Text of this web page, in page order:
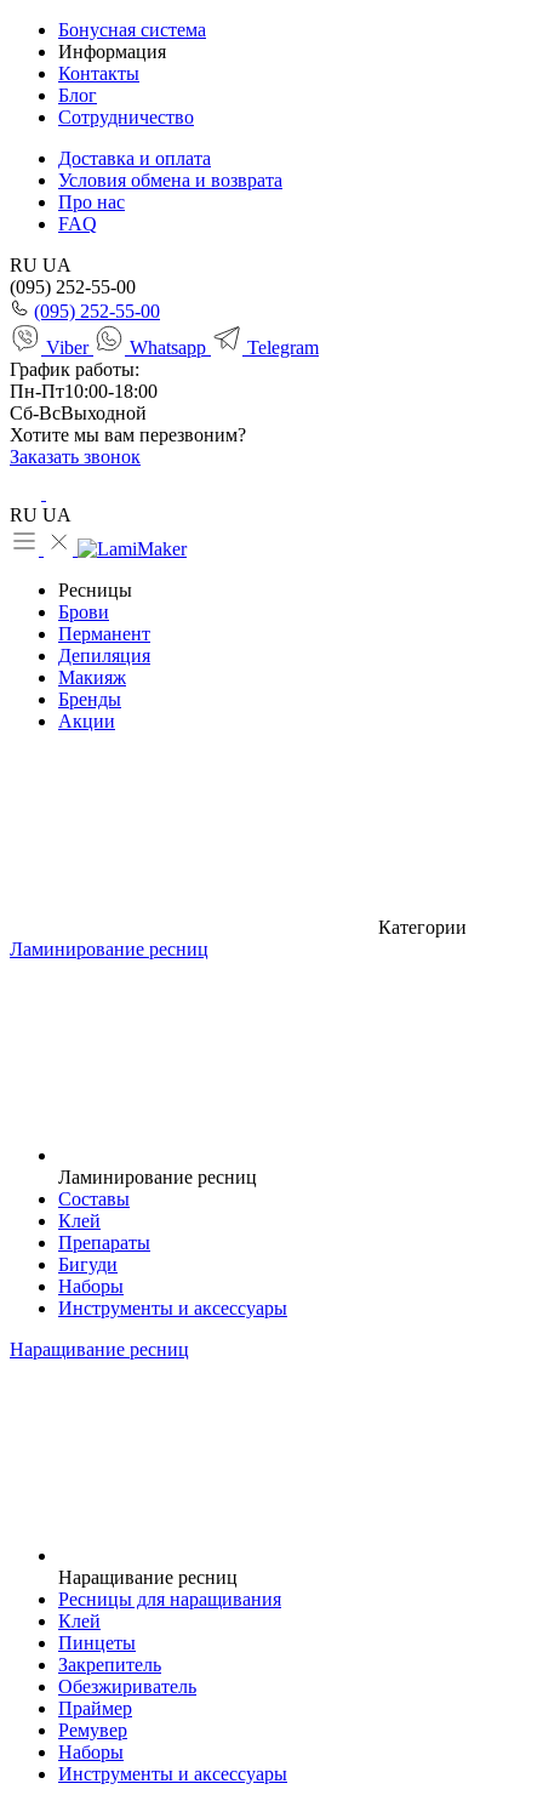
Бонусная система
Информация
Контакты
Блог
Сотрудничество
Доставка и оплата
Условия обмена и возврата
Про нас
FAQ
RU UA
(095) 252-55-00
(095) 252-55-00
Viber
Whatsapp
Telegram
График работы:
Пн-Пт10:00-18:00
Сб-ВсВыходной
Хотите мы вам перезвоним?
Заказать звонок
RU UA
Ресницы
Брови
Перманент
Депиляция
Макияж
Бренды
Акции
Категории
Ламинирование ресниц
Ламинирование ресниц
Составы
Клей
Препараты
Бигуди
Наборы
Инструменты и аксессуары
Наращивание ресниц
Наращивание ресниц
Ресницы для наращивания
Клей
Пинцеты
Закрепитель
Обезжириватель
Праймер
Ремувер
Наборы
Инструменты и аксессуары